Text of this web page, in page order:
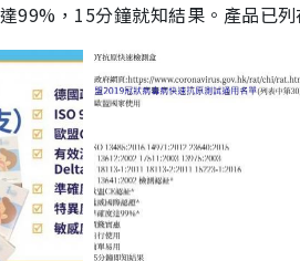
99%，15分鐘就知結果。產品已